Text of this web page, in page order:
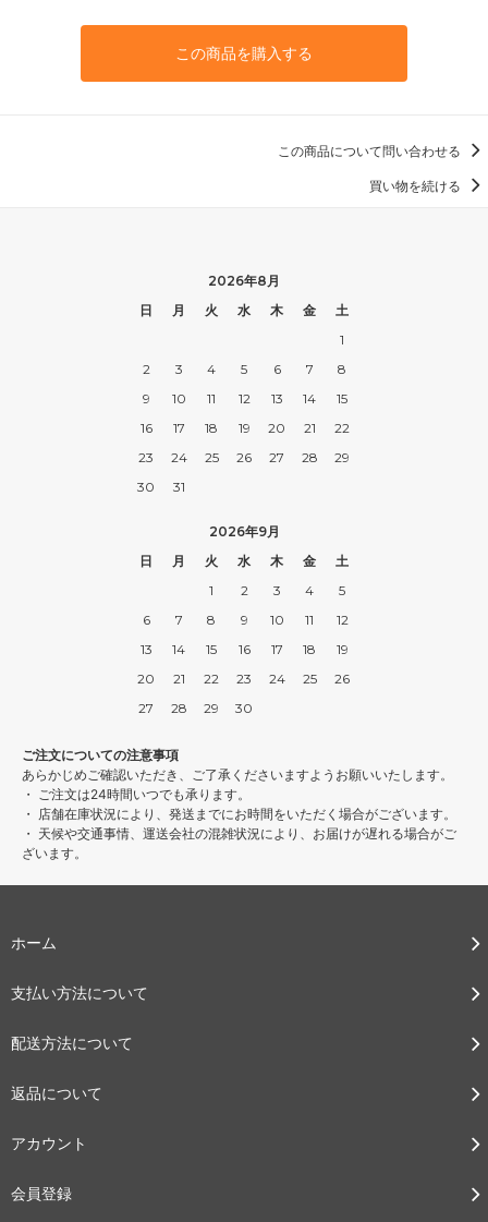
この商品を購入する
この商品について問い合わせる
買い物を続ける
2026年8月
日
月 火 水 木 金
土
1
2
3 4 5 6 7
8
9
10 11 12 13 14
15
16
17 18 19 20 21
22
23
24 25 26 27 28
29
30
31
2026年9月
日
月 火 水 木 金
土
1
2 3 4
5
6
7 8 9 10 11
12
13
14 15 16 17 18
19
20
21 22 23 24 25
26
27
28 29 30
ご注文についての注意事項
あらかじめご確認いただき、ご了承くださいますようお願いいたします。
・ ご注文は24時間いつでも承ります。
・ 店舗在庫状況により、発送までにお時間をいただく場合がございます。
・ 天候や交通事情、運送会社の混雑状況により、お届けが遅れる場合がご
ざいます。
ホーム
支払い方法について
配送方法について
返品について
アカウント
会員登録